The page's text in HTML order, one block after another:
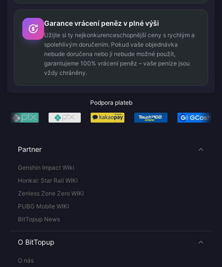
Garance vrácení peněz v plné výši
Užijte si ty nejkonkurenceschopnější ceny s rychlým a
spolehlivým doručením. Pokud vaše objednávka
nebude doručena nebo ji nebude možné použít,
garantujeme 100% vrácení peněz – vaše peníze jsou
vždy chráněny.
Podpora plateb
Partner
Genshin Impact Wiki
Honkai: Star Rail WIKI
Zenless Zone Zero WIKI
PUBG Mobile WIKI
BitTopup News
O BitTopup
O nás